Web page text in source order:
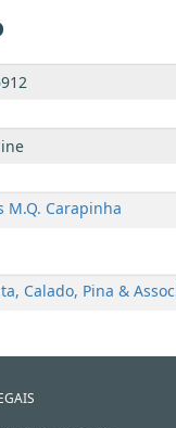
M.Q. Carapinha
Calado, Pina &